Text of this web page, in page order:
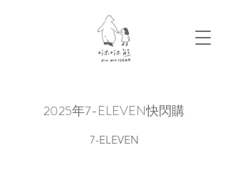
2025年7-ELEVEN快閃購
7-ELEVEN